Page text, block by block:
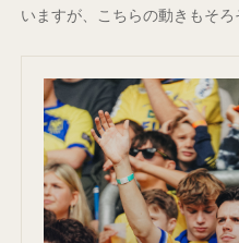
いますが、こちらの動きもそろ